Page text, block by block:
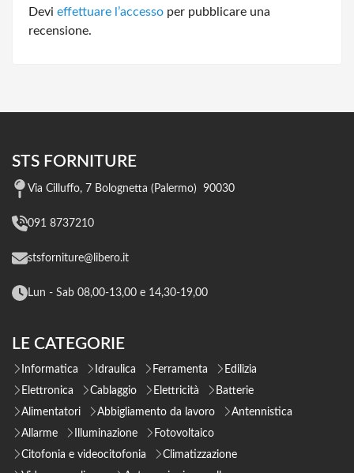
Devi effettuare l’accesso per pubblicare una
recensione.
STS FORNITURE
Via Cilluffo, 7 Bolognetta (Palermo) 90030
091 8737210
stsforniture@libero.it
Lun - Sab 08,00-13,00 e 14,30-19,00
LE CATEGORIE
Informatica Idraulica Ferramenta
Edilizia
Elettronica
Cablaggio Elettricità
Batterie
Alimentatori
Abbigliamento da lavoro
Antennistica
Allarme
Illuminazione
Fotovoltaico
Citofonia e videocitofonia
Climatizzazione